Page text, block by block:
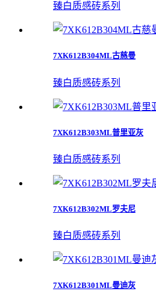
臻白质感砖系列
7XK612B304ML古慈曼
臻白质感砖系列
7XK612B303ML普里亚灰
臻白质感砖系列
7XK612B302ML罗夫尼
臻白质感砖系列
7XK612B301ML曼迪灰